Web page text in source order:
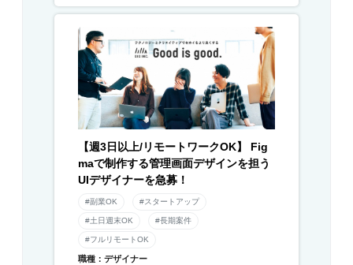
【週3日以上/リモートワークOK】 Fig
maで制作する管理画面デザインを担う
UIデザイナーを急募！
#副業OK #スタートアップ
#土日週末OK #長期案件
#フルリモートOK
職種：デザイナー